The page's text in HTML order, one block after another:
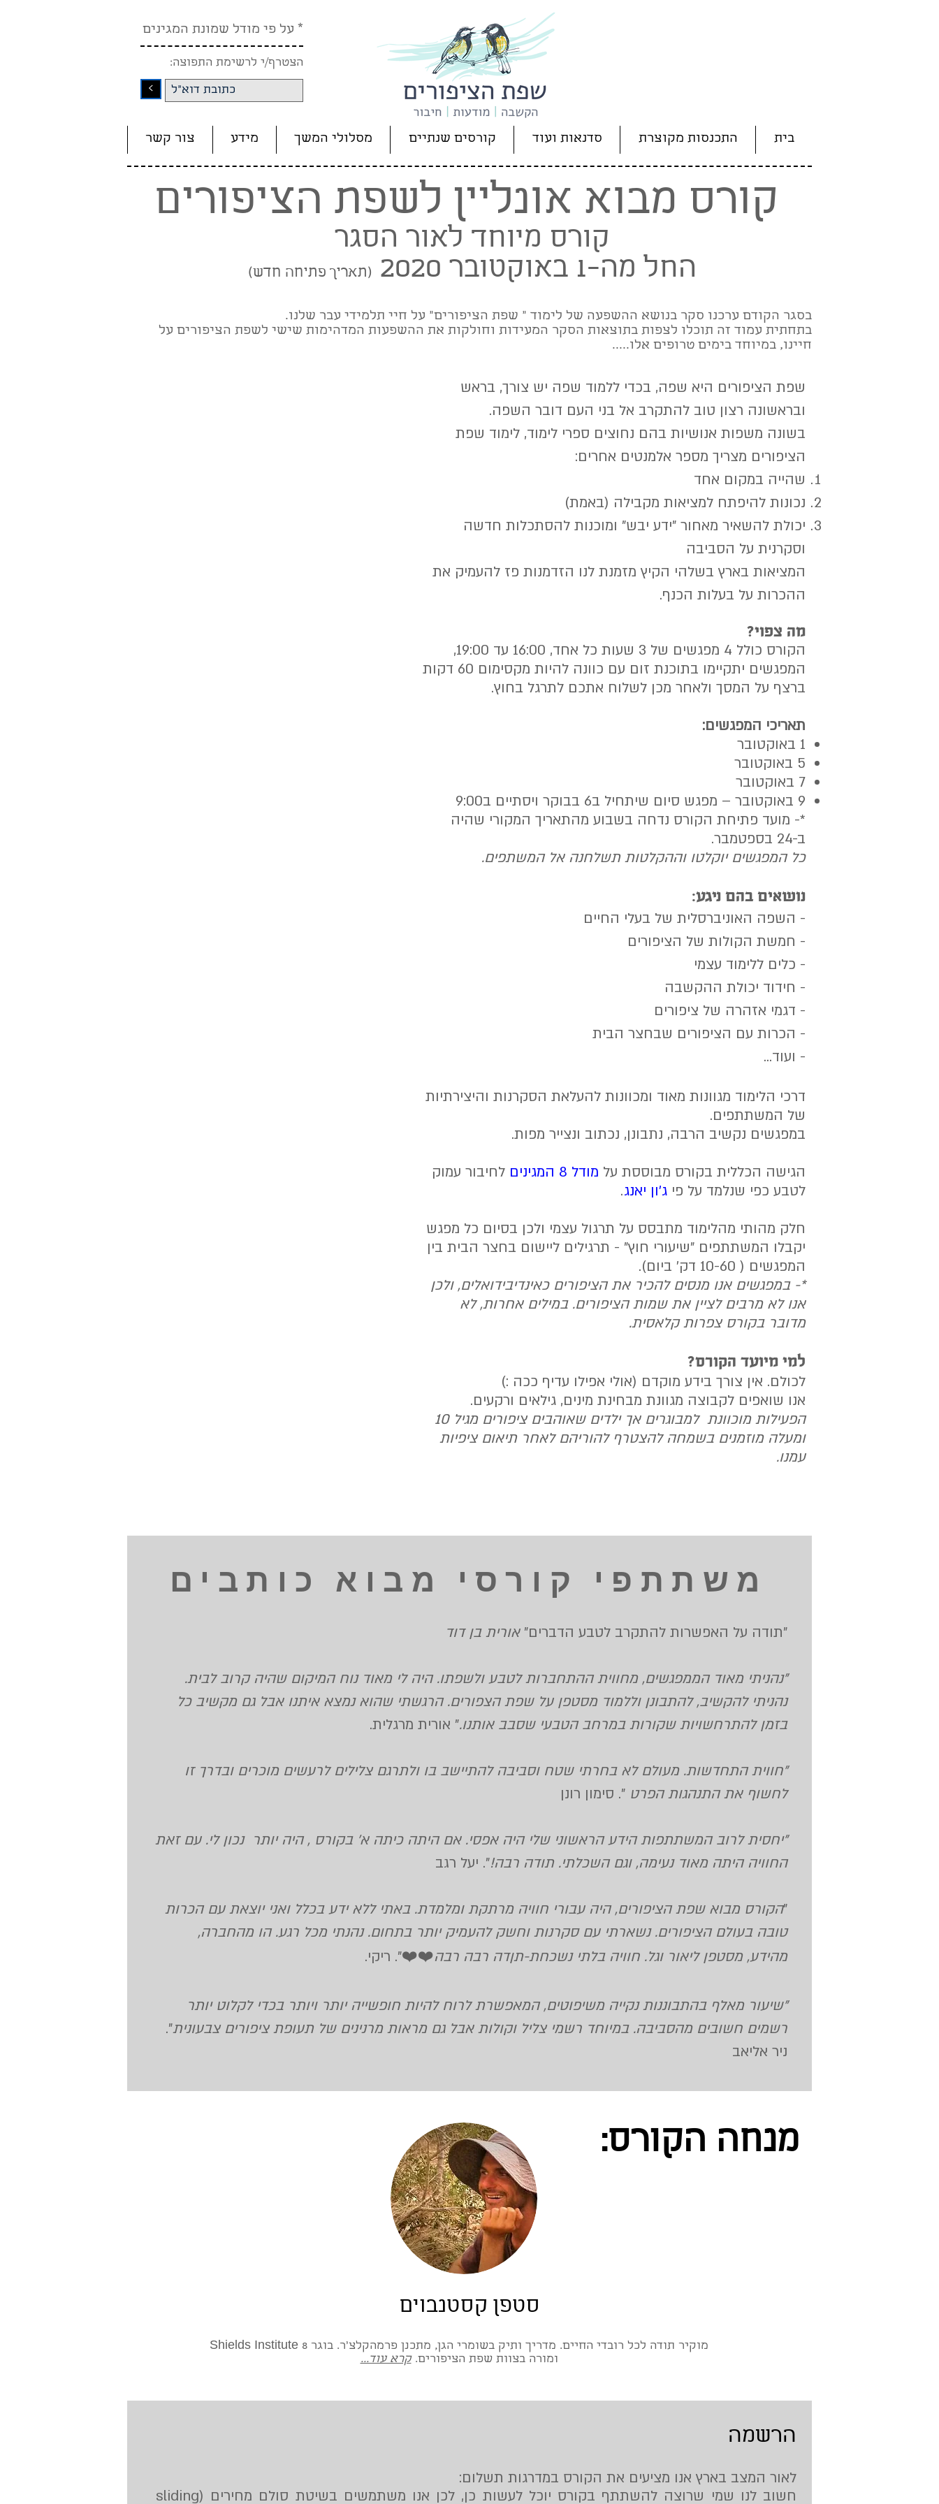
* על פי מודל שמונת המגינים
הצטרף/י לרשימת התפוצה:
<
בית התכנסות מקוצרת סדנאות ועוד קורסים שנתיים מסלולי המשך מידע צור קשר
קורס מבוא אונליין לשפת הציפורים
קורס מיוחד לאור הסגר
החל מה-1 באוקטובר 2020
(תאריך פתיחה חדש)
בסגר הקודם ערכנו סקר בנושא ההשפעה של לימוד " שפת הציפורים" על חיי תלמידי עבר שלנו.
בתחתית עמוד זה תוכלו לצפות בתוצאות הסקר המעידות וחולקות את ההשפעות המדהימות שישי לשפת הציפורים על
חיינו, במיוחד בימים טרופים אלו.....
שפת הציפורים היא שפה, בכדי ללמוד שפה יש צורך, בראש
ובראשונה רצון טוב להתקרב אל בני העם דובר השפה.
בשונה משפות אנושיות בהם נחוצים ספרי לימוד, לימוד שפת
הציפורים מצריך מספר אלמנטים אחרים:
שהייה במקום אחד
נכונות להיפתח למציאות מקבילה (באמת)
יכולת להשאיר מאחור "ידע יבש" ומוכנות להסתכלות חדשה
וסקרנית על הסביבה
המציאות בארץ בשלהי הקיץ מזמנת לנו הזדמנות פז להעמיק את
ההכרות על בעלות הכנף.
מה צפוי?
הקורס כולל 4 מפגשים של 3 שעות כל אחד, 16:00 עד 19:00,
המפגשים יתקיימו בתוכנת זום עם כוונה להיות מקסימום 60 דקות
ברצף על המסך ולאחר מכן לשלוח אתכם לתרגל בחוץ.
תאריכי המפגשים:
1 באוקטובר
5 באוקטובר
7 באוקטובר
9 באוקטובר – מפגש סיום שיתחיל ב6 בבוקר ויסתיים ב9:00
*- מועד פתיחת הקורס נדחה בשבוע מהתאריך המקורי שהיה
ב-24 בספטמבר.
כל המפגשים יוקלטו וההקלטות תשלחנה אל המשתפים.
נושאים בהם ניגע:
- השפה האוניברסלית של בעלי החיים
- חמשת הקולות של הציפורים
- כלים ללימוד עצמי
- חידוד יכולת ההקשבה
- דגמי אזהרה של ציפורים
- הכרות עם הציפורים שבחצר הבית
- ועוד...
דרכי הלימוד מגוונות מאוד ומכוונות להעלאת הסקרנות והיצירתיות
של המשתתפים.
במפגשים נקשיב הרבה, נתבונן, נכתוב ונצייר מפות.
הגישה הכללית בקורס מבוססת על מודל 8 המגינים
לחיבור עמוק
לטבע כפי שנלמד על פי ג'ון יאנג.
חלק מהותי מהלימוד מתבסס על תרגול עצמי ולכן בסיום כל מפגש
יקבלו המשתתפים "שיעורי חוץ" - תרגילים ליישום בחצר הבית בין
המפגשים ( 10-60 דק' ביום).
*- במפגשים אנו מנסים להכיר את הציפורים כאינדיבידואלים, ולכן
אנו לא מרבים לציין את שמות הציפורים. במילים אחרות, לא
מדובר בקורס צפרות קלאסית.
למי מיועד הקורס?
לכולם. אין צורך בידע מוקדם (אולי אפילו עדיף ככה :)
אנו שואפים לקבוצה מגוונת מבחינת מינים, גילאים ורקעים.
הפעילות מוכוונת למבוגרים אך ילדים שאוהבים ציפורים מגיל 10
ומעלה מוזמנים בשמחה להצטרף להוריהם לאחר תיאום ציפיות
עמנו.
משתתפי קורסי מבוא כותבים
"תודה על האפשרות להתקרב לטבע הדברים"אורית בן דוד
"נהניתי מאוד הממפגשים, מחווית ההתחברות לטבע ולשפתו. היה לי מאוד נוח המיקום שהיה קרוב לבית.
נהניתי להקשיב, להתבונן וללמוד מסטפן על שפת הצפורים. הרגשתי שהוא נמצא איתנו אבל גם מקשיב כל
בזמן להתרחשויות שקורות במרחב הטבעי שסבב אותנו." אורית מרגלית.
"חווית התחדשות. מעולם לא בחרתי שטח וסביבה להתיישב בו ולתרגם צלילים לרעשים מוכרים ובדרך זו
לחשוף את התנהגות הפרט ". סימון רונן
"יחסית לרוב המשתתפות הידע הראשוני שלי היה אפסי. אם היתה כיתה א' בקורס , היה יותר נכון לי. עם זאת
החוויה היתה מאוד נעימה, וגם השכלתי. תודה רבה!". יעל רגב
"הקורס מבוא שפת הציפורים, היה עבורי חוויה מרתקת ומלמדת. באתי ללא ידע בכלל ואני יוצאת עם הכרות
טובה בעולם הציפורים. נשארתי עם סקרנות וחשק להעמיק יותר בתחום. נהנתי מכל רגע. הו מהחברה,
מהידע, מסטפן ליאור וגל. חוויה בלתי נשכחת-תןדה רבה רבה❤️❤️". ריקי.
"שיעור מאלף בהתבוננות נקייה משיפוטים, המאפשרת לרוח להיות חופשייה יותר ויותר בכדי לקלוט יותר
רשמים חשובים מהסביבה. במיוחד רשמי צליל וקולות אבל גם מראות מרנינים של תעופת ציפורים צבעונית".
ניר אליאב
:מנחה הקורס
סטפן קסטנבוים
מוקיר תודה לכל רובדי החיים. מדריך ותיק בשומרי הגן, מתכנן פרמהקלצ'ר. בוגר 8 Shields Institute
ומורה בצוות שפת הציפורים.קרא עוד...
הרשמה
לאור המצב בארץ אנו מציעים את הקורס במדרגות תשלום:
חשוב לנו שמי שרוצה להשתתף בקורס יוכל לעשות כן, לכן אנו משתמשים בשיטת סולם מחירים (sliding